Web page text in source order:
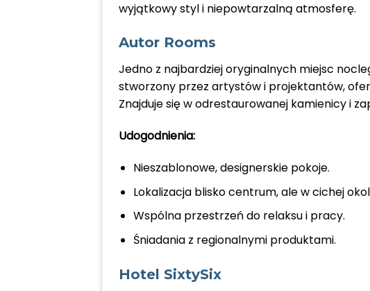
wyjątkowy styl i niepowtarzalną atmosferę.
Autor Rooms
Jedno z najbardziej oryginalnych miejsc
stworzony przez artystów i projektantów,
Znajduje się w odrestaurowanej kamienicy i
Udogodnienia:
Nieszablonowe, designerskie pokoje.
Lokalizacja blisko centrum, ale w cichej
Wspólna przestrzeń do relaksu i pracy.
Śniadania z regionalnymi produktami.
Hotel SixtySix